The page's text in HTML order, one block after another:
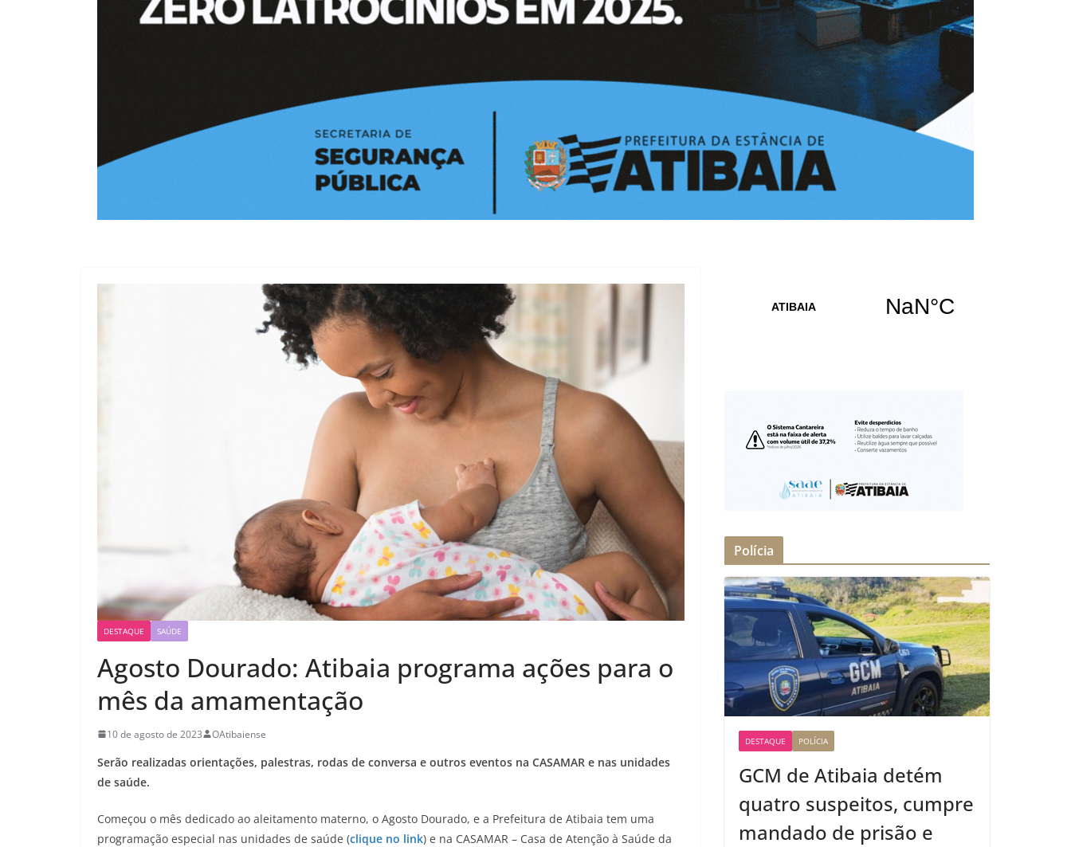
DESTAQUE SAÚDE
Agosto Dourado: Atibaia programa ações para o
mês da amamentação
10 de agosto de 2023 OAtibaiense
Serão realizadas orientações, palestras, rodas de conversa e outros eventos na CASAMAR e nas unidades
de saúde.
Começou o mês dedicado ao aleitamento materno, o Agosto Dourado, e a Prefeitura de Atibaia tem uma
programação especial nas unidades de saúde (clique no link) e na CASAMAR – Casa de Atenção à Saúde da
Polícia
DESTAQUE POLÍCIA
GCM de Atibaia detém
quatro suspeitos, cumpre
mandado de prisão e